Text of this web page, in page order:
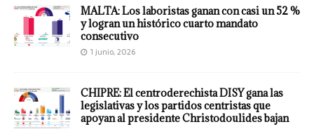
MALTA: Los laboristas ganan con casi un 52 %
y logran un histórico cuarto mandato
consecutivo
1 junio, 2026
CHIPRE: El centroderechista DISY gana las
legislativas y los partidos centristas que
apoyan al presidente Christodoulides bajan